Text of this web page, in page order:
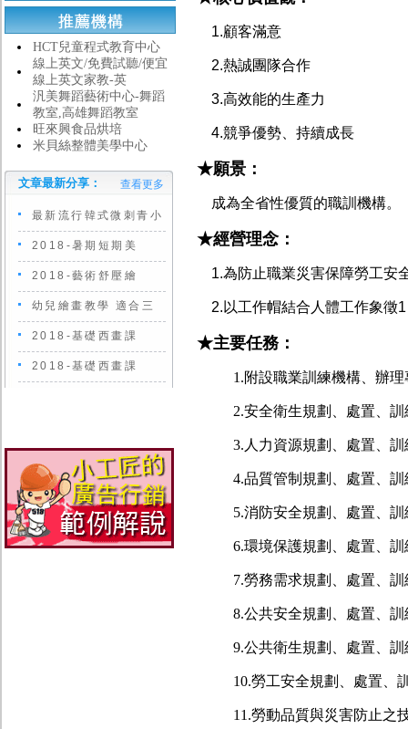
HCT兒童程式教育中心
線上英文/免費試聽/便宜
線上英文家教-英
汎美舞蹈藝術中心-舞蹈
教室,高雄舞蹈教室
旺來興食品烘培
米貝絲整體美學中心
文章最新分享： 查看更多
最新流行韓式微刺青小
2018-暑期短期美
2018-藝術舒壓繪
幼兒繪畫教學 適合三
2018-基礎西畫課
2018-基礎西畫課
1.顧客滿意
2.熱誠團隊合作
3.高效能的生產力
4.競爭優勢、持續成長
★願景：
成為全省性優質的職訓機構。
★經營理念：
1.為防止職業災害保障勞工安
2.以工作帽結合人體工作象徵
★主要任務：
1.附設職業訓練機構、辦
2.安全衛生規劃、處置、
3.人力資源規劃、處置、
4.品質管制規劃、處置、
5.消防安全規劃、處置、
6.環境保護規劃、處置、
7.勞務需求規劃、處置、
8.公共安全規劃、處置、
9.公共衛生規劃、處置、
10.勞工安全規劃、處置、
11.勞動品質與災害防止之